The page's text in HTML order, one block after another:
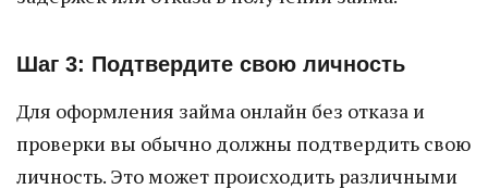
Шаг 3: Подтвердите свою личность
Для оформления займа онлайн без отказа и
проверки вы обычно должны подтвердить свою
личность. Это может происходить различными